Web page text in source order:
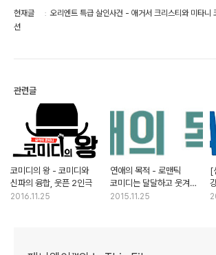
현재글
오리엔트 특급 살인사건 - 애거서 크리스티와 미타니
션
관련글
코미디의 왕 - 코미디와
신파의 융합, 웃픈 2인극
2016.11.25
연애의 목적 - 로맨틱
코미디는 달달하고 웃겨야
제 맛
2015.11.25
[